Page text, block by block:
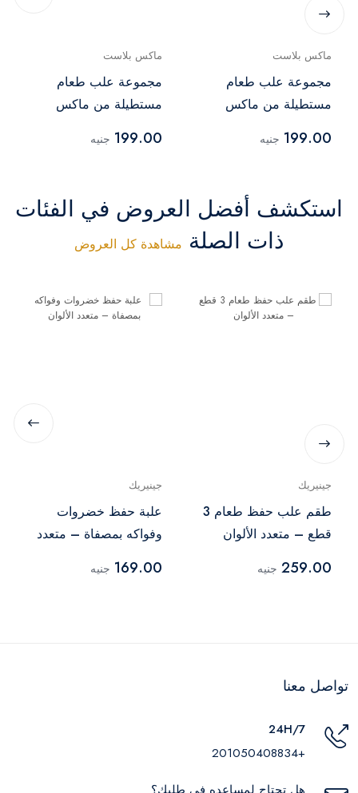
ماكس بلاست
مجموعة علب طعام
مستطيلة من ماكس
- رمادي غامق
199.00 جنيه
ماكس بلاست
مجموعة علب طعام
مستطيلة من ماكس
- سماوي غامق
199.00 جنيه
استكشف أفضل العروض في الفئات
ذات الصلة مشاهدة كل العروض
جينيريك
طقم علب حفظ طعام 3
قطع – متعدد الألوان
259.00 جنيه
جينيريك
علبة حفظ خضروات
وفواكه بمصفاة – متعدد
169.00 جنيه
تواصل معنا
24H/7
+201050408834